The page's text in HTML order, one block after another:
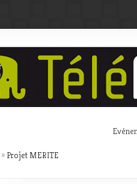
» Projet MERITE